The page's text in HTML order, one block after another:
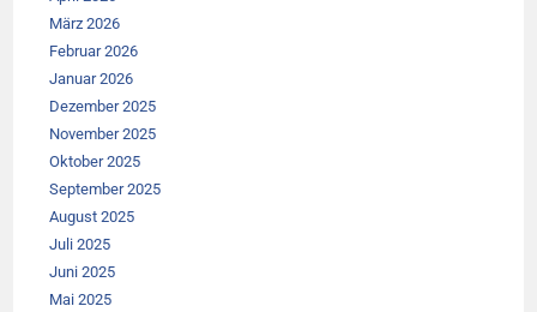
März 2026
Februar 2026
Januar 2026
Dezember 2025
November 2025
Oktober 2025
September 2025
August 2025
Juli 2025
Juni 2025
Mai 2025